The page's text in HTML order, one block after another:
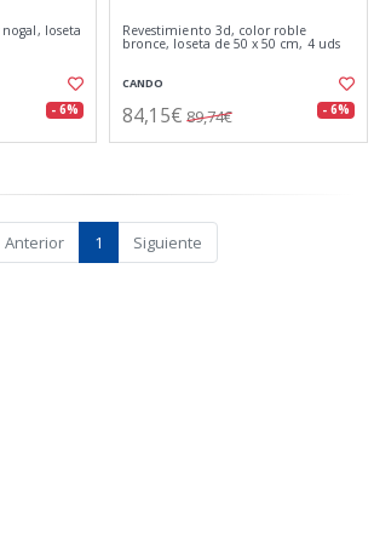
loseta
- 6%
Revestimiento 3d, color roble
bronce, loseta de 50 x 50 cm, 4 uds
CANDO
84,15€ 89,74€ - 6%
Anterior 1 Siguiente